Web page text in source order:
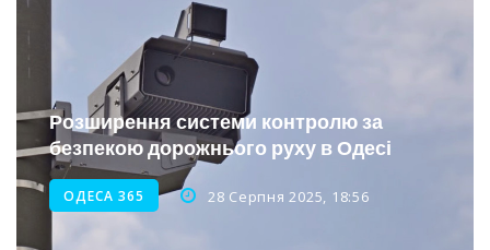
Інтеграція ветеранів в українське суспільство
Нічна атака на Одесу: наслідки обстрілу
Енергетична підтримка для Одеси
Водопостачання в Одесі: нові локації для підвезення води
Розширення системи контролю за
безпекою дорожнього руху в Одесі
ОДЕСА 365 28 Серпня 2025, 18:56